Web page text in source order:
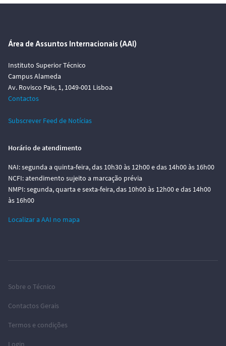
Área de Assuntos Internacionais (AAI)
Instituto Superior Técnico
Campus Alameda
Av. Rovisco Pais, 1, 1049-001 Lisboa
Contactos
Subscrever Feed de Notícias
Horário de atendimento
NAI: segunda a quinta-feira, das 10h30 às 12h00 e das 14h00 às 16h00
NCFI: atendimento sujeito a marcação prévia
NMPI: segunda, quarta e sexta-feira, das 10h00 às 12h00 e das 14h00
às 16h00
Localizar a AAI no mapa
Sobre o Técnico
Contactos Gerais
Termos e condições
Login